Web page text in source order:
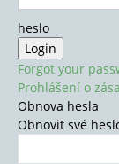
heslo
Forgot your
Prohlášení o
Obnova hesla
Obnovit své